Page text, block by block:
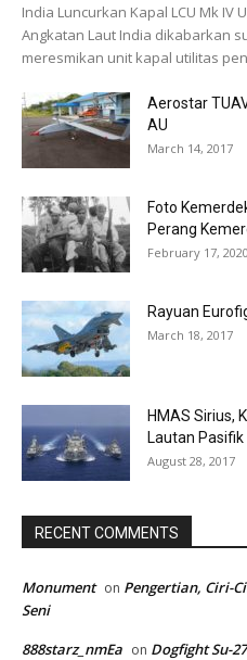
India Luncurkan Kapal LCU Mk IV
Angkatan Laut India dikabarkan
meresmikan unit kapal utilitas
Aerostar
AU
March 14, 2017
Foto
Perang
February 17, 2020
Rayuan
March 18, 2017
HMAS Sirius,
Lautan Pasifik
August 28, 2017
RECENT COMMENTS
Monument on Pengertian, Ciri-
Seni
888starz_nmEa on Dogfight Su-